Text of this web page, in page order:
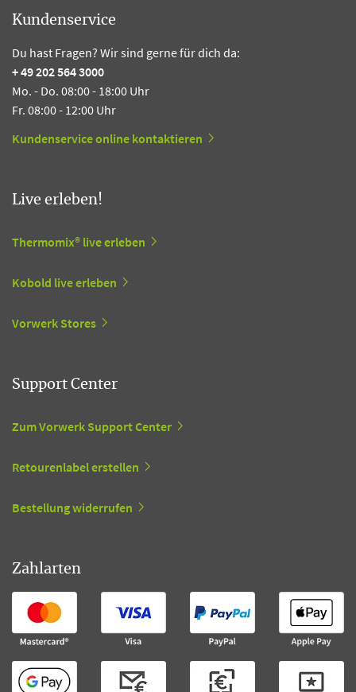
Kundenservice
Du hast Fragen? Wir sind gerne für dich da:
+ 49 202 564 3000
Mo. - Do. 08:00 - 18:00 Uhr
Fr. 08:00 - 12:00 Uhr
Kundenservice online kontaktieren
Live erleben!
Thermomix® live erleben
Kobold live erleben
Vorwerk Stores
Support Center
Zum Vorwerk Support Center
Retourenlabel erstellen
Bestellung widerrufen
Zahlarten